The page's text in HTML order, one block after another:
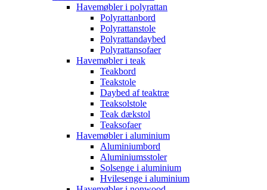
Havemøbler i polyrattan
Polyrattanbord
Polyrattanstole
Polyrattandaybed
Polyrattansofaer
Havemøbler i teak
Teakbord
Teakstole
Daybed af teaktræ
Teaksolstole
Teak dækstol
Teaksofaer
Havemøbler i aluminium
Aluminiumbord
Aluminiumsstoler
Solsenge i aluminium
Hvilesenge i aluminium